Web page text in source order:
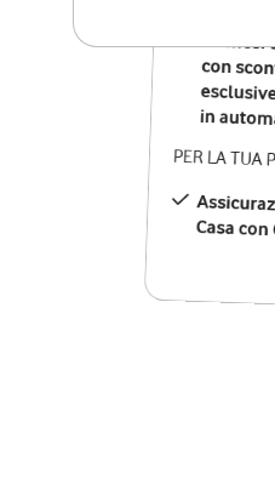
12 mesi
con
in
PER LA TUA
Casa con